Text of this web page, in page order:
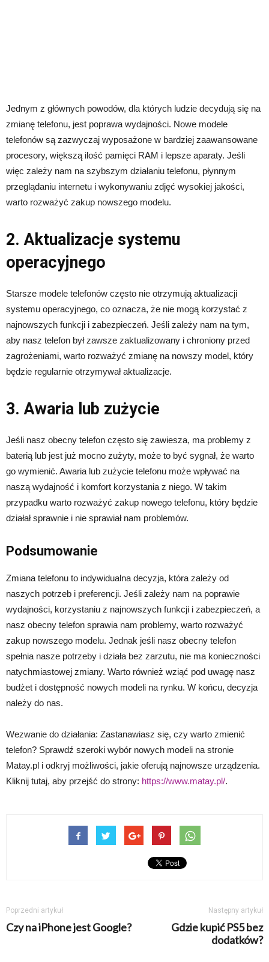
Jednym z głównych powodów, dla których ludzie decydują się na
zmianę telefonu, jest poprawa wydajności. Nowe modele
telefonów są zazwyczaj wyposażone w bardziej zaawansowane
procesory, większą ilość pamięci RAM i lepsze aparaty. Jeśli
więc zależy nam na szybszym działaniu telefonu, płynnym
przeglądaniu internetu i wykonywaniu zdjęć wysokiej jakości,
warto rozważyć zakup nowszego modelu.
2. Aktualizacje systemu
operacyjnego
Starsze modele telefonów często nie otrzymują aktualizacji
systemu operacyjnego, co oznacza, że nie mogą korzystać z
najnowszych funkcji i zabezpieczeń. Jeśli zależy nam na tym,
aby nasz telefon był zawsze zaktualizowany i chroniony przed
zagrożeniami, warto rozważyć zmianę na nowszy model, który
będzie regularnie otrzymywał aktualizacje.
3. Awaria lub zużycie
Jeśli nasz obecny telefon często się zawiesza, ma problemy z
baterią lub jest już mocno zużyty, może to być sygnał, że warto
go wymienić. Awaria lub zużycie telefonu może wpływać na
naszą wydajność i komfort korzystania z niego. W takim
przypadku warto rozważyć zakup nowego telefonu, który będzie
działał sprawnie i nie sprawiał nam problemów.
Podsumowanie
Zmiana telefonu to indywidualna decyzja, która zależy od
naszych potrzeb i preferencji. Jeśli zależy nam na poprawie
wydajności, korzystaniu z najnowszych funkcji i zabezpieczeń, a
nasz obecny telefon sprawia nam problemy, warto rozważyć
zakup nowszego modelu. Jednak jeśli nasz obecny telefon
spełnia nasze potrzeby i działa bez zarzutu, nie ma konieczności
natychmiastowej zmiany. Warto również wziąć pod uwagę nasz
budżet i dostępność nowych modeli na rynku. W końcu, decyzja
należy do nas.
Wezwanie do działania: Zastanawiasz się, czy warto zmienić
telefon? Sprawdź szeroki wybór nowych modeli na stronie
Matay.pl i odkryj możliwości, jakie oferują najnowsze urządzenia.
Kliknij tutaj, aby przejść do strony: https://www.matay.pl/.
Poprzedni artykuł
Czy na iPhone jest Google?
Następny artykuł
Gdzie kupić PS5 bez
dodatków?